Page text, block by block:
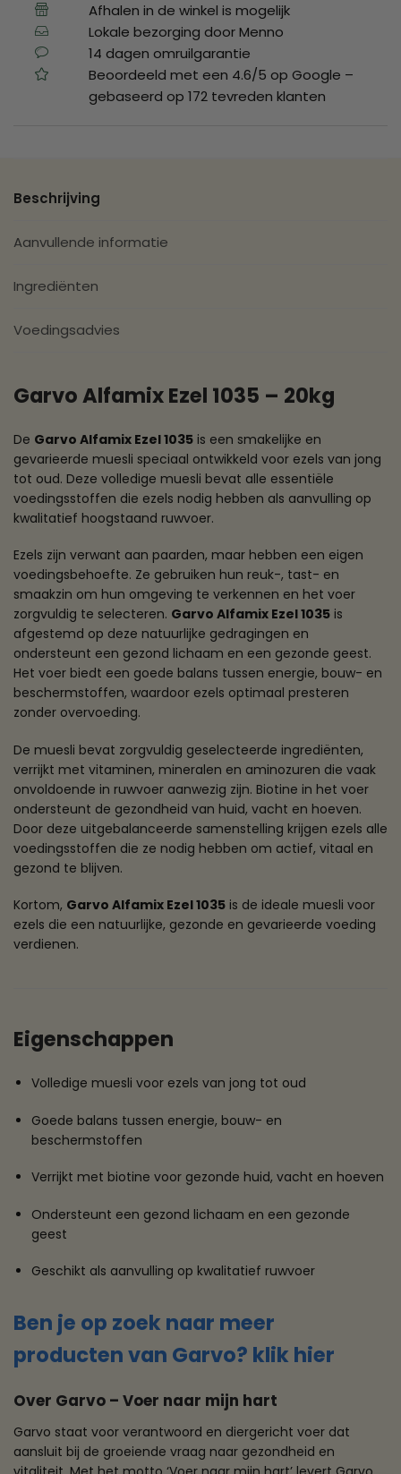
Afhalen in de winkel is mogelijk
Lokale bezorging door Menno
14 dagen omruilgarantie
Beoordeeld met een 4.6/5 op Google –
gebaseerd op 172 tevreden klanten
Beschrijving
Aanvullende informatie
Ingrediënten
Voedingsadvies
Garvo Alfamix Ezel 1035 – 20kg
De Garvo Alfamix Ezel 1035 is een smakelijke en
gevarieerde muesli speciaal ontwikkeld voor ezels van jong
tot oud. Deze volledige muesli bevat alle essentiële
voedingsstoffen die ezels nodig hebben als aanvulling op
kwalitatief hoogstaand ruwvoer.
Ezels zijn verwant aan paarden, maar hebben een eigen
voedingsbehoefte. Ze gebruiken hun reuk-, tast- en
smaakzin om hun omgeving te verkennen en het voer
zorgvuldig te selecteren. Garvo Alfamix Ezel 1035 is
afgestemd op deze natuurlijke gedragingen en
ondersteunt een gezond lichaam en een gezonde geest.
Het voer biedt een goede balans tussen energie, bouw- en
beschermstoffen, waardoor ezels optimaal presteren
zonder overvoeding.
De muesli bevat zorgvuldig geselecteerde ingrediënten,
verrijkt met vitaminen, mineralen en aminozuren die vaak
onvoldoende in ruwvoer aanwezig zijn. Biotine in het voer
ondersteunt de gezondheid van huid, vacht en hoeven.
Door deze uitgebalanceerde samenstelling krijgen ezels alle
voedingsstoffen die ze nodig hebben om actief, vitaal en
gezond te blijven.
Kortom, Garvo Alfamix Ezel 1035 is de ideale muesli voor
ezels die een natuurlijke, gezonde en gevarieerde voeding
verdienen.
Eigenschappen
Volledige muesli voor ezels van jong tot oud
Goede balans tussen energie, bouw- en
beschermstoffen
Verrijkt met biotine voor gezonde huid, vacht en hoeven
Ondersteunt een gezond lichaam en een gezonde
geest
Geschikt als aanvulling op kwalitatief ruwvoer
Ben je op zoek naar meer
producten van Garvo? klik hier
Over Garvo – Voer naar mijn hart
Garvo staat voor verantwoord en diergericht voer dat
aansluit bij de groeiende vraag naar gezondheid en